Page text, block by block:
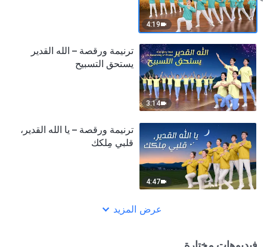
4:19
3:14
ترنيمة ورقصة – الله القدير
يستحق التسبيح
4:47
ترنيمة ورقصة – يا الله القدير،
قلبي مِلكك
عرض المزيد